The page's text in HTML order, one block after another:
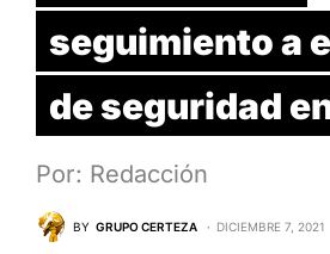
seguimiento a
de seguridad
Por: Redacción
BY GRUPO CERTEZA DICIEMBRE 7, 2021